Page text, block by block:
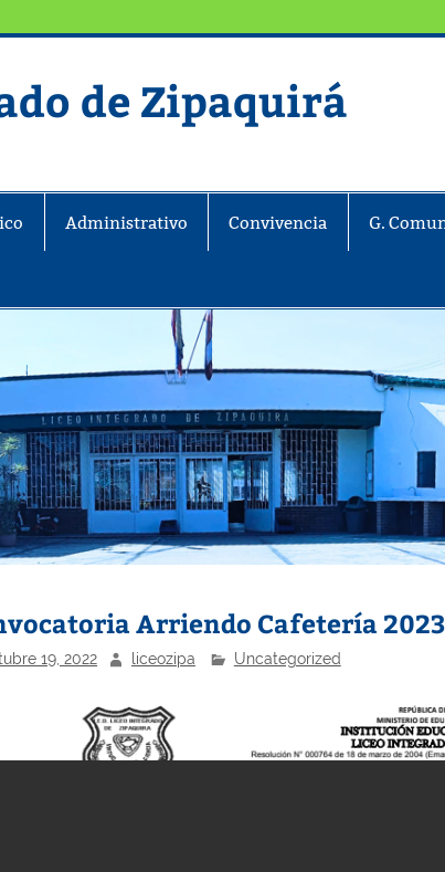
de Zipaquirá
Administrativo Convivencia G.
Arriendo Cafetería
19, 2022 liceozipa Uncategorized